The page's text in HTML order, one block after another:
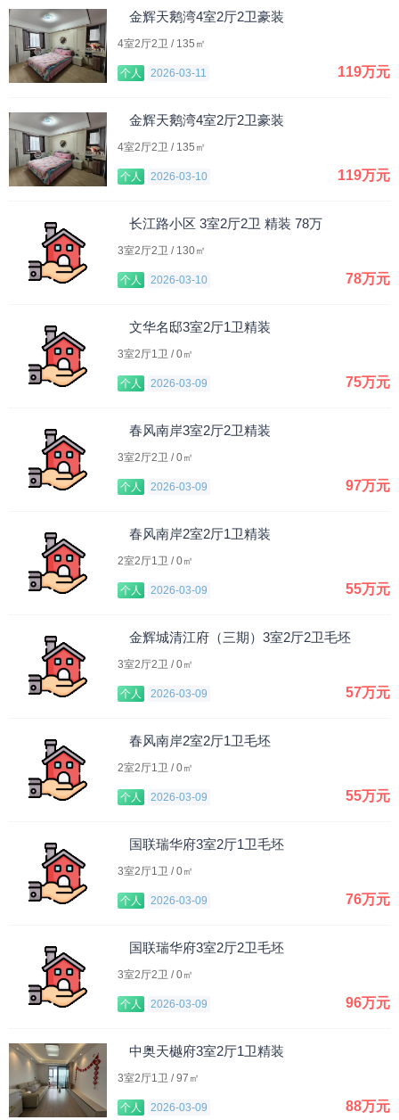
金辉天鹅湾4室2厅2卫豪装
4室2厅2卫 / 135㎡
个人 2026-03-11 119万元
金辉天鹅湾4室2厅2卫豪装
4室2厅2卫 / 135㎡
个人 2026-03-10 119万元
长江路小区 3室2厅2卫 精装 78万
3室2厅2卫 / 130㎡
个人 2026-03-10 78万元
文华名邸3室2厅1卫精装
3室2厅1卫 / 0㎡
个人 2026-03-09 75万元
春风南岸3室2厅2卫精装
3室2厅2卫 / 0㎡
个人 2026-03-09 97万元
春风南岸2室2厅1卫精装
2室2厅1卫 / 0㎡
个人 2026-03-09 55万元
金辉城清江府（三期）3室2厅2卫毛坯
3室2厅2卫 / 0㎡
个人 2026-03-09 57万元
春风南岸2室2厅1卫毛坯
2室2厅1卫 / 0㎡
个人 2026-03-09 55万元
国联瑞华府3室2厅1卫毛坯
3室2厅1卫 / 0㎡
个人 2026-03-09 76万元
国联瑞华府3室2厅2卫毛坯
3室2厅2卫 / 0㎡
个人 2026-03-09 96万元
中奥天樾府3室2厅1卫精装
3室2厅1卫 / 97㎡
个人 2026-03-09 88万元